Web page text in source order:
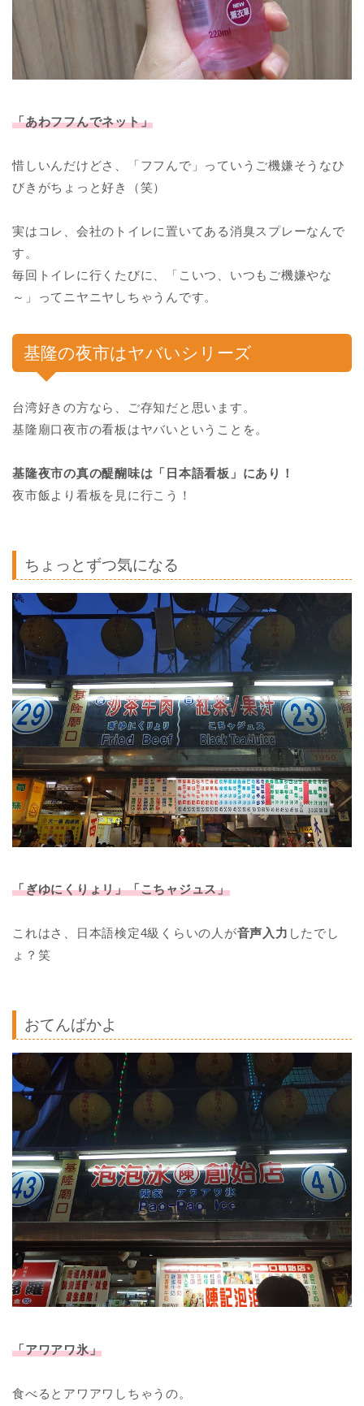
「あわフフんでネット」
惜しいんだけどさ、「フフんで」っていうご機嫌そうなひ
びきがちょっと好き（笑）
実はコレ、会社のトイレに置いてある消臭スプレーなんで
す。
毎回トイレに行くたびに、「こいつ、いつもご機嫌やな
～」ってニヤニヤしちゃうんです。
基隆の夜市はヤバいシリーズ
台湾好きの方なら、ご存知だと思います。
基隆廟口夜市の看板はヤバいということを。
基隆夜市の真の醍醐味は「日本語看板」にあり！
夜市飯より看板を見に行こう！
ちょっとずつ気になる
「ぎゆにくりょリ」「こちャジュス」
これはさ、日本語検定4級くらいの人が音声入力 したでし
ょ？笑
おてんばかよ
「アワアワ氷」
食べるとアワアワしちゃうの。